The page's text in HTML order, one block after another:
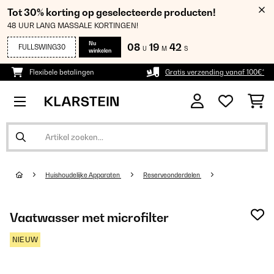
Tot 30% korting op geselecteerde producten!
48 UUR LANG MASSALE KORTINGEN!
FULLSWING30
Nu
winkelen
08 U 19 M 42 S
Flexibele betalingen Gratis verzending vanaf 100€*
Huishoudelijke Apparaten Reserveonderdelen
Vaatwasser met microfilter
NIEUW